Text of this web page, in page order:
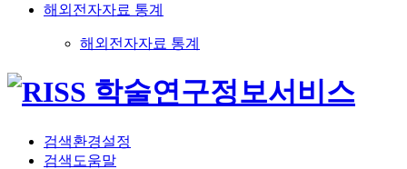
해외전자자료 통계
해외전자자료 통계
검색환경설정
검색도움말